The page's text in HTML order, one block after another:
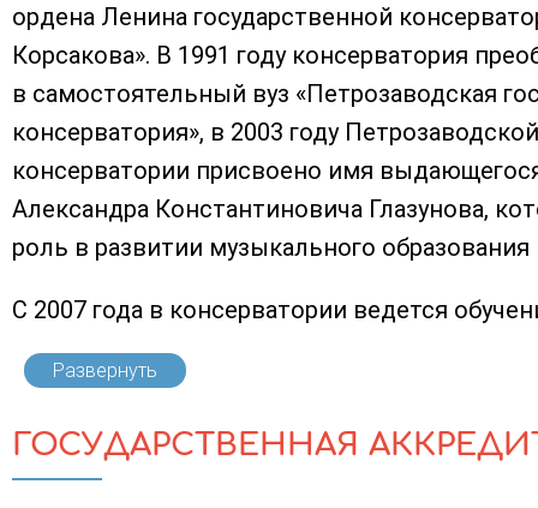
ордена Ленина государственной
Корсакова». В 1991 году консерватория
в самостоятельный вуз «Петрозаводская
консерватория», в 2003 году
консерватории присвоено имя
Александра Константиновича Глазунова,
роль в развитии музыкального образования
С 2007 года в консерватории ведется
Развернуть
ГОСУДАРСТВЕННАЯ